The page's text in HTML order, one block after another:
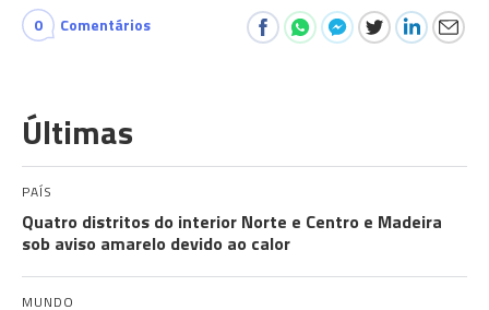
0 Comentários
Últimas
PAÍS
Quatro distritos do interior Norte e Centro e Madeira
sob aviso amarelo devido ao calor
MUNDO